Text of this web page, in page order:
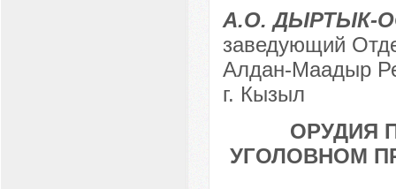
А.О. ДЫРТЫК-
заведующий
Алдан-Маадыр
г. Кызыл
ОРУДИЯ
УГОЛОВНОМ